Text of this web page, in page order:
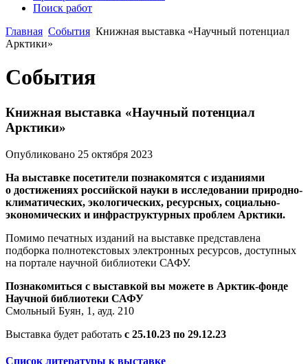
Поиск работ
Главная События Книжная выставка «Научный потенциал
Арктики»
События
Книжная выставка «Научный потенциал
Арктики»
Опубликовано 25 октября 2023
На выставке посетители познакомятся с изданиями
о достижениях российской науки в исследовании природно-
климатических, экологических, ресурсных, социально-
экономических и инфраструктурных проблем Арктики.
Помимо печатных изданий на выставке представлена
подборка полнотекстовых электронных ресурсов, доступных
на портале научной библиотеки САФУ.
Познакомиться с выставкой вы можете в Арктик-фонде
Научной библиотеки САФУ
Смольный Буян, 1, ауд. 210
Выставка будет работать с 25.10.23 по 29.12.23
Список литературы к выставке